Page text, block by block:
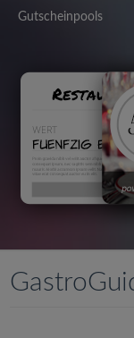
Gutscheinpools
e
n